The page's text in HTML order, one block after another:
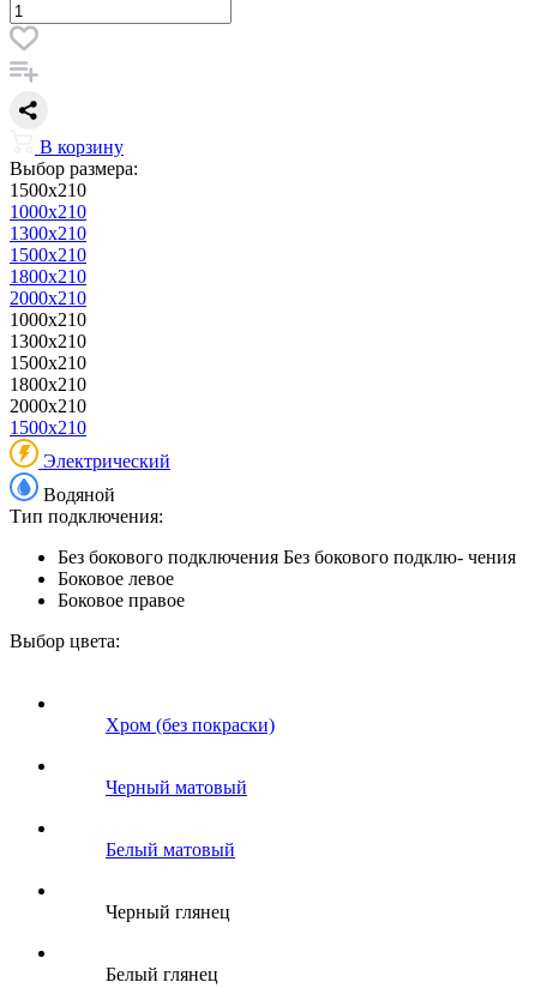
В корзину
Выбор размера:
1500x210
1000x210
1300x210
1500x210
1800x210
2000x210
1000x210
1300x210
1500x210
1800x210
2000x210
1500x210
Электрический
Водяной
Тип подключения:
Без бокового подключения Без бокового подклю- чения
Боковое левое
Боковое правое
Выбор цвета:
Хром (без покраски)
Черный матовый
Белый матовый
Черный глянец
Белый глянец